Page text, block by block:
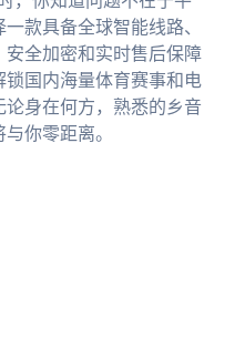
款具备全球智能线路、
全加密和实时售后保障
国内海量体育赛事和电
身在何方，熟悉的乡音
你零距离。